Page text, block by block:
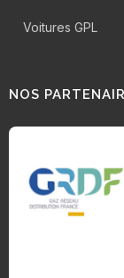
Voitures GPL
NOS